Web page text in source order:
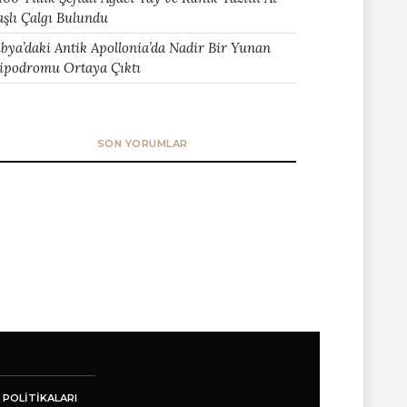
Çalgı Bulundu
Antik Apollonia’da Nadir Bir Yunan
Ortaya Çıktı
SON YORUMLAR
POLITIKALARI